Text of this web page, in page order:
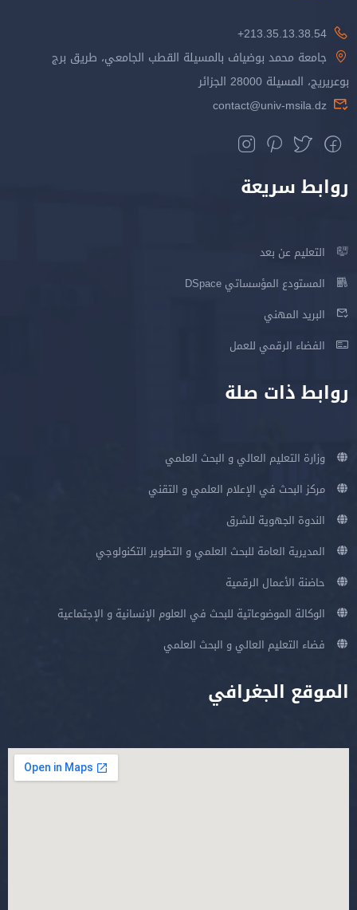
213.35.13.38.54+
جامعة محمد بوضياف بالمسيلة القطب الجامعي، طريق برج
بوعريريج، المسيلة 28000 الجزائر
contact@univ-msila.dz
روابط سريعة
التعليم عن بعد
المستودع المؤسساتي DSpace
البريد المهني
الفضاء الرقمي للعمل
روابط ذات صلة
وزارة التعليم العالي و البحث العلمي
مركز البحث في الإعلام العلمي و التقني
الندوة الجهوية للشرق
المديرية العامة للبحث العلمي و التطوير التكنولوجي
حاضنة الأعمال الرقمية
الوكالة الموضوعاتية للبحث في العلوم الإنسانية و الإجتماعية
فضاء التعليم العالي و البحث العلمي
الموقع الجغرافي